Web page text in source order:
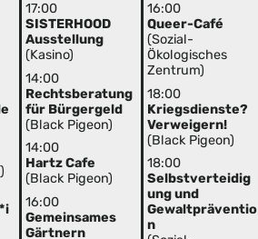
17:00
SISTERHOOD
Ausstellung
(Kasino)
14:00
Rechtsberatung
für Bürgergeld
(Black Pigeon)
14:00
Hartz Cafe
(Black Pigeon)
16:00
Gemeinsames
Gärtnern
16:00
Queer-Café
(Sozial-
Ökologisches
Zentrum)
18:00
Kriegsdienste?
Verweigern!
(Black Pigeon)
18:00
Selbstverteidig
ung und
Gewaltpräventio
n